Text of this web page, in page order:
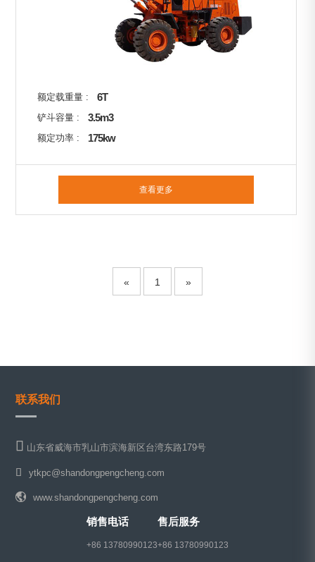
额定载重量 : 6T
铲斗容量 : 3.5m3
额定功率 : 175kw
查看更多
« 1 »
联系我们
山东省威海市乳山市滨海新区台湾东路179号
ytkpc@shandongpengcheng.com
www.shandongpengcheng.com
销售电话
+86 13780990123
售后服务
+86 13780990123